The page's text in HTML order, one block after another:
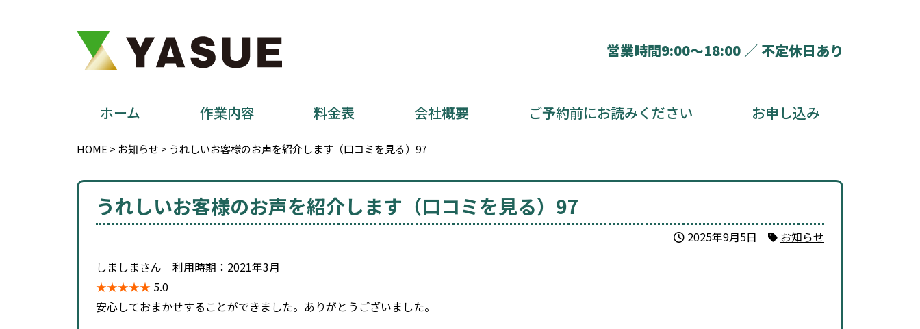
営業時間9:00～18:00 ／ 不定休日あり
ホーム 作業内容 料金表 会社概要 ご予約前にお読みください お申し込み
HOME > お知らせ > うれしいお客様のお声を紹介します（口コミを見る）97
うれしいお客様のお声を紹介します（口コミを見る）97
2025年9月5日 お知らせ
しましまさん 利用時期：2021年3月
★★★★★ 5.0
安心しておまかせすることができました。ありがとうございました。